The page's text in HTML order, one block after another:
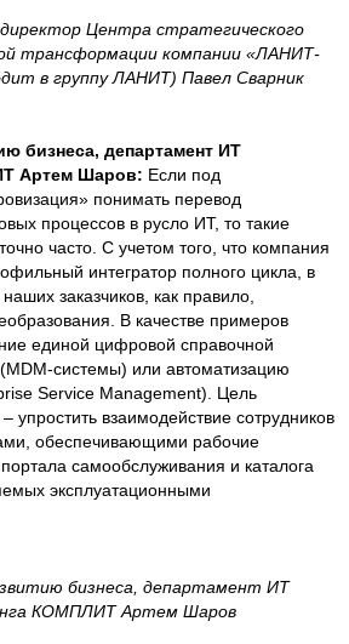
Центра стратегического
трансформации компании «ЛАНИТ-
в группу ЛАНИТ) Павел Сварник
бизнеса, департамент ИТ
Артем Шаров: Если под
понимать перевод
процессов в русло ИТ, то такие
часто. С учетом того, что компания
интегратор полного цикла, в
заказчиков, как правило,
В качестве примеров
единой цифровой справочной
системы) или автоматизацию
Service Management). Цель
упростить взаимодействие сотрудников
обеспечивающими рабочие
самообслуживания и каталога
эксплуатационными
бизнеса, департамент ИТ
КОМПЛИТ Артем Шаров